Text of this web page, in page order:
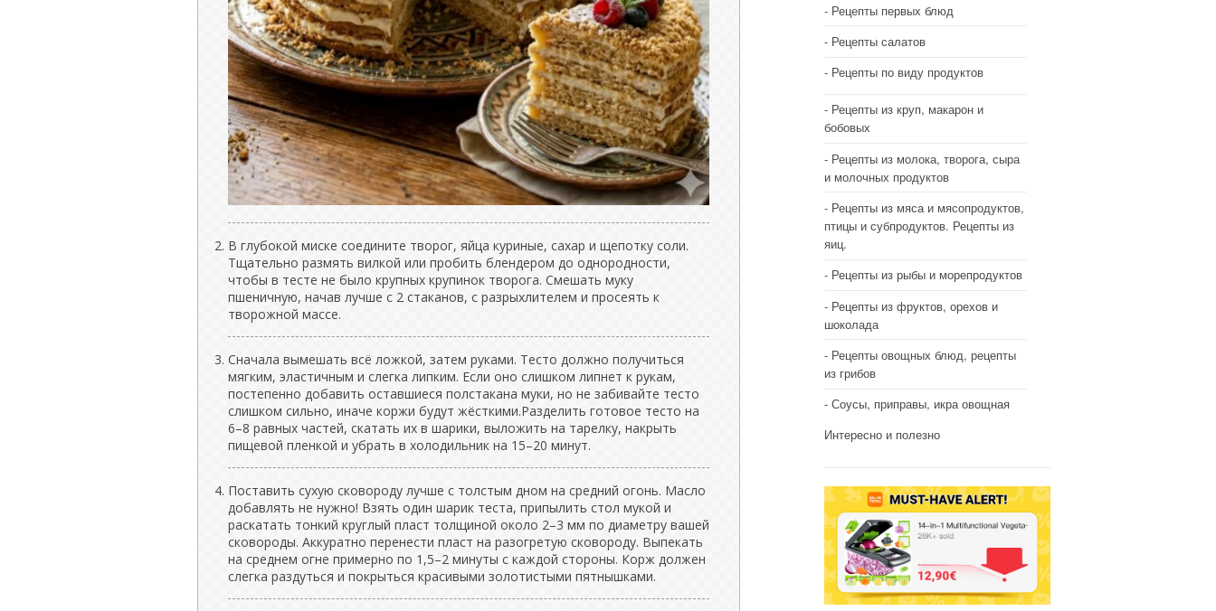
В глубокой миске соедините творог, яйца куриные, сахар и щепотку соли.
Тщательно размять вилкой или пробить блендером до однородности,
чтобы в тесте не было крупных крупинок творога. Смешать муку
пшеничную, начав лучше с 2 стаканов, с разрыхлителем и просеять к
творожной массе.
Сначала вымешать всё ложкой, затем руками. Тесто должно получиться
мягким, эластичным и слегка липким. Если оно слишком липнет к рукам,
постепенно добавить оставшиеся полстакана муки, но не забивайте тесто
слишком сильно, иначе коржи будут жёсткими.Разделить готовое тесто на
6–8 равных частей, скатать их в шарики, выложить на тарелку, накрыть
пищевой пленкой и убрать в холодильник на 15–20 минут.
Поставить сухую сковороду лучше с толстым дном на средний огонь. Масло
добавлять не нужно! Взять один шарик теста, припылить стол мукой и
раскатать тонкий круглый пласт толщиной около 2–3 мм по диаметру вашей
сковороды. Аккуратно перенести пласт на разогретую сковороду. Выпекать
на среднем огне примерно по 1,5–2 минуты с каждой стороны. Корж должен
слегка раздуться и покрыться красивыми золотистыми пятнышками.
Рецепты первых блюд
Рецепты салатов
Рецепты по виду продуктов
Рецепты из круп, макарон и
бобовых
Рецепты из молока, творога, сыра
и молочных продуктов
Рецепты из мяса и мясопродуктов,
птицы и субпродуктов. Рецепты из
яиц.
Рецепты из рыбы и морепродуктов
Рецепты из фруктов, орехов и
шоколада
Рецепты овощных блюд, рецепты
из грибов
Соусы, приправы, икра овощная
Интересно и полезно